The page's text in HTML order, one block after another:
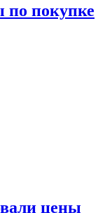
по покупке
цены